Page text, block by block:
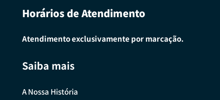
Horários de Atendimento
Atendimento exclusivamente por marcação.
Saiba mais
A Nossa História